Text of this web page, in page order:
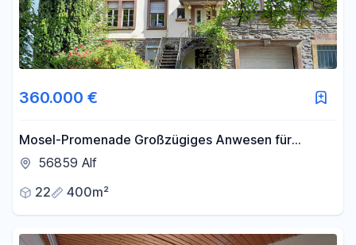
360.000 €
Mosel-Promenade Großzügiges Anwesen für
Individualisten
56859 Alf
22
400m²